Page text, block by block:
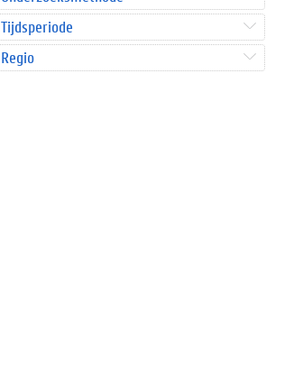
Tijdsperiode
Regio